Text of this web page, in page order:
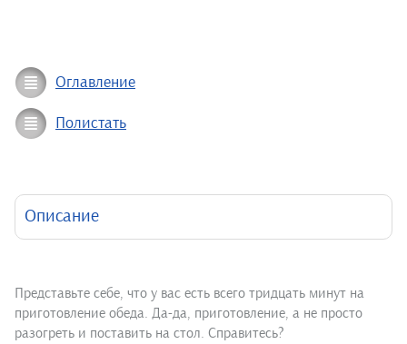
Оглавление
Полистать
Описание
Представьте себе, что у вас есть всего тридцать минут на
приготовление обеда. Да-да, приготовление, а не просто
разогреть и поставить на стол. Справитесь?